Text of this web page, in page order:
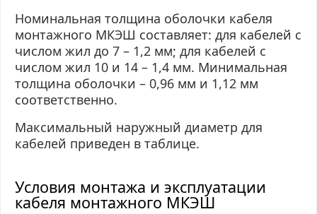
Номинальная толщина оболочки кабеля
монтажного МКЭШ составляет: для кабелей с
числом жил до 7 – 1,2 мм; для кабелей с
числом жил 10 и 14 – 1,4 мм. Минимальная
толщина оболочки – 0,96 мм и 1,12 мм
соответственно.
Максимальный наружный диаметр для
кабелей приведен в таблице.
Условия монтажа и эксплуатации
кабеля монтажного МКЭШ